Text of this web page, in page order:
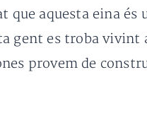
que aquesta eina és
gent es troba vivint
provem de